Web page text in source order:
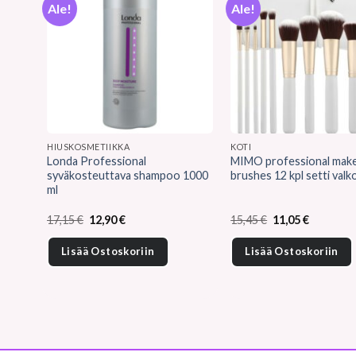
Ale!
HIUSKOSMETIIKKA
Londa Professional
syväkosteuttava shampoo 1000
ml
17,15€ Alkuperäinen
hinta
oli:
17,15 €.
12,90€Nykyinen
on:
12,90 €.
Lisää Ostoskoriin
Ale!
KOTI
MIMO professional
brushes 12 kpl setti
15,45€ Alkuperäinen
hinta
oli:
15,45 €.
11,05€Nykyinen
on:
11,05 €.
Lisää Ostoskoriin